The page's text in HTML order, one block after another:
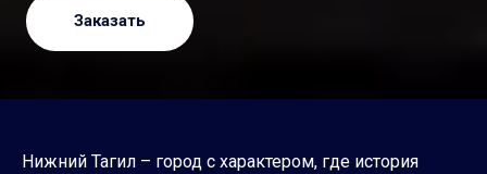
Заказать
Нижний Тагил – город с характером, где история